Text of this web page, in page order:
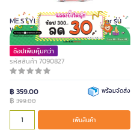
ME.STYLE กระดาน LCD Muticolor รุ่น
WQ622A-2 ลายสุนัขเทา ขนาด 4.8 นิ้ว
ช้อปเพิ่มคุ้มกว่า
รหัสสินค้า 7090827
฿ 359.00
฿ 399.00
พร้อมจัดส่ง
เพิ่มสินค้า